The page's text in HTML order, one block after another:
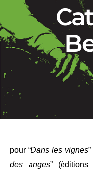
pour “Dans les vignes
des anges”